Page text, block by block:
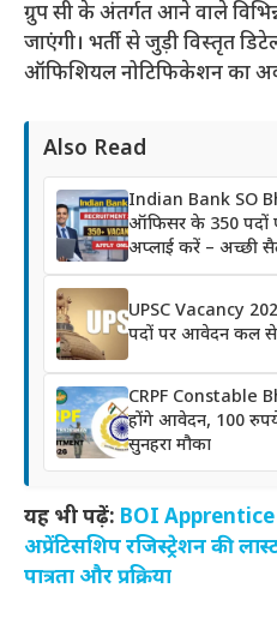
ग्रुप सी के अंतर्गत आने वाले
जाएंगी। भर्ती से जुड़ी विस्तृत
ऑफिशियल नोटिफिकेशन का
Also Read
Indian Bank SO
ऑफिसर के 350
अप्लाई करें – अच्छी
UPSC Vacancy
पदों पर आवेदन कल
CRPF Constable
होंगे आवेदन, 100
सुनहरा मौका
यह भी पढ़ें: BOI
अप्रेंटिसशिप रजिस्ट्रेशन की
पात्रता और प्रक्रिया